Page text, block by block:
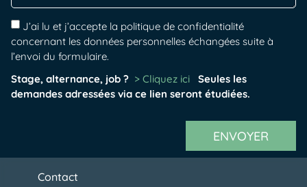
J’ai lu et j’accepte la politique de confidentialité
concernant les données personnelles échangées suite à
l’envoi du formulaire.
Stage, alternance, job ? > Cliquez ici
Seules les
demandes adressées via ce lien seront étudiées.
ENVOYER
Contact